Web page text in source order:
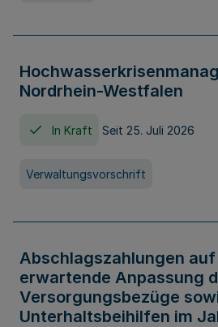
Nordrhein-Westfalen
In Kraft Seit 25. Juli 2026
Verwaltungsvorschrift
Abschlagszahlungen auf
erwartende Anpassung
Versorgungsbezüge
Unterhaltsbeihilfen im